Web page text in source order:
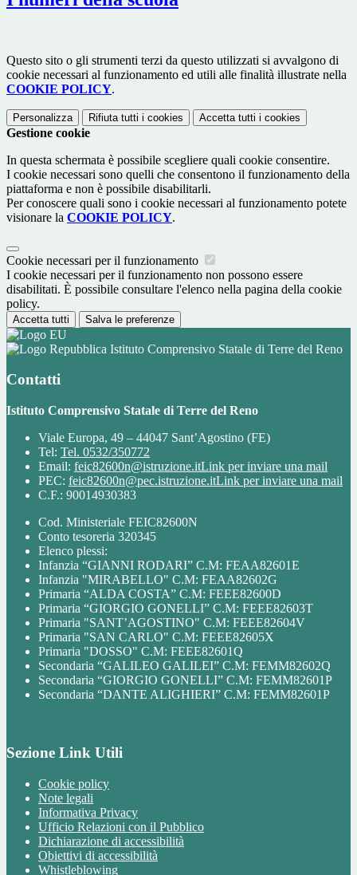
Questo sito o gli strumenti terzi da questo utilizzati si avvalgono di
cookie necessari al funzionamento ed utili alle finalità illustrate nella
COOKIE POLICY.
Personalizza Rifiuta tutti i cookies Accetta tutti i cookies
Gestione cookie
In questa schermata è possibile scegliere quali cookie consentire.
I cookie necessari sono quelli che consentono il funzionamento della
piattaforma e non è possibile disabilitarli.
Per conoscere quali sono i cookie necessari al funzionamento potete
visionare la COOKIE POLICY.
Cookie necessari per il funzionamento
I cookie necessari per il funzionamento non possono essere
disabilitati. È possibile consultare l'elenco nella pagina della cookie
policy.
Accetta tutti Salva le preferenze
Istituto Comprensivo Statale di Terre del Reno
Contatti
Istituto Comprensivo Statale di Terre del Reno
Viale Europa, 49 – 44047 Sant’Agostino (FE)
Tel: Tel. 0532/350772
Email: feic82600n@istruzione.itLink per inviare una mail
PEC: feic82600n@pec.istruzione.itLink per inviare una mail
C.F.: 90014930383
Cod. Ministeriale FEIC82600N
Conto tesoreria 320345
Elenco plessi:
Infanzia “GIANNI RODARI” C.M: FEAA82601E
Infanzia "MIRABELLO" C.M: FEAA82602G
Primaria “ALDA COSTA” C.M: FEEE82600D
Primaria “GIORGIO GONELLI” C.M: FEEE82603T
Primaria "SANT’AGOSTINO" C.M: FEEE82604V
Primaria "SAN CARLO" C.M: FEEE82605X
Primaria "DOSSO" C.M: FEEE82601Q
Secondaria “GALILEO GALILEI” C.M: FEMM82602Q
Secondaria “GIORGIO GONELLI” C.M: FEMM82601P
Secondaria “DANTE ALIGHIERI” C.M: FEMM82601P
Sezione Link Utili
Cookie policy
Note legali
Informativa Privacy
Ufficio Relazioni con il Pubblico
Dichiarazione di accessibilità
Obiettivi di accessibilità
Whistleblowing